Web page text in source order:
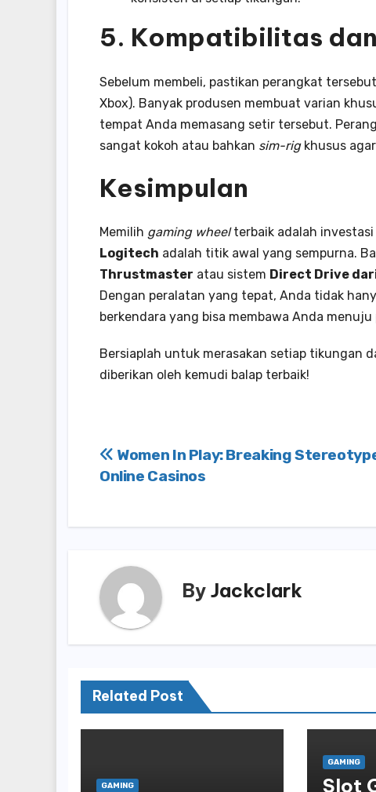
5. Kompatibilitas
Sebelum membeli, pastikan perangkat
Xbox). Banyak produsen membuat varian
tempat Anda memasang setir tersebut.
sangat kokoh atau bahkan sim-rigkhusus
Kesimpulan
Memilih gaming wheelterbaik adalah investasi
Logitech adalah titik awal yang sempurna.
Thrustmaster atau sistem Direct Drive
Dengan peralatan yang tepat, Anda tidak
berkendara yang bisa membawa Anda
Bersiaplah untuk merasakan setiap tikungan
diberikan oleh kemudi balap terbaik!
Post
navigation
Women In Play: Breaking
Online Casinos
By Jackclark
Related Post
GAMING
GAMING
Slot